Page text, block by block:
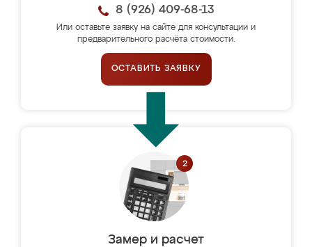
8 (926) 409-68-13
Или оставьте заявку на сайте для консультации и
предварительного расчёта стоимости.
ОСТАВИТЬ ЗАЯВКУ
Замер и расчет